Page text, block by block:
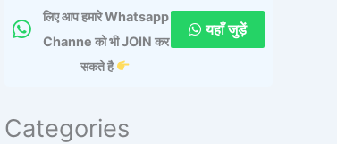
लिए आप हमारे Whatsapp
Channe को भी JOIN कर
सकते है
यहाँ जुड़ें
Categories